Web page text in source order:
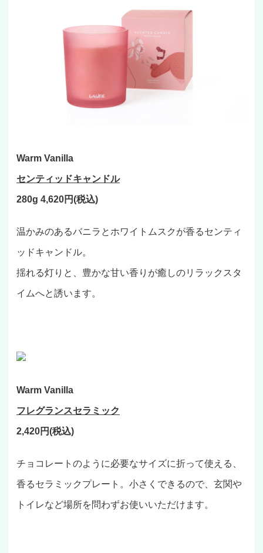
Warm Vanilla
センティッドキャンドル
280g 4,620円(税込)
温かみのあるバニラとホワイトムスクが香るセンティ
ッドキャンドル。
揺れる灯りと、豊かな甘い香りが癒しのリラックスタ
イムへと誘います。
Warm Vanilla
フレグランスセラミック
2,420円(税込)
チョコレートのように必要なサイズに折って使える、
香るセラミックプレート。小さくできるので、玄関や
トイレなど場所を問わずお使いいただけます。